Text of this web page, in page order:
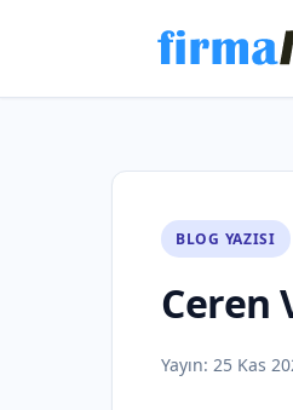
BLOG YAZISI
Ceren
Yayın: 25 Kas